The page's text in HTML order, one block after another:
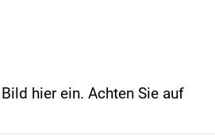
hier ein. Achten Sie auf